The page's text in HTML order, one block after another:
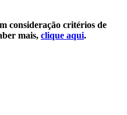
consideração critérios de
mais, clique aqui.